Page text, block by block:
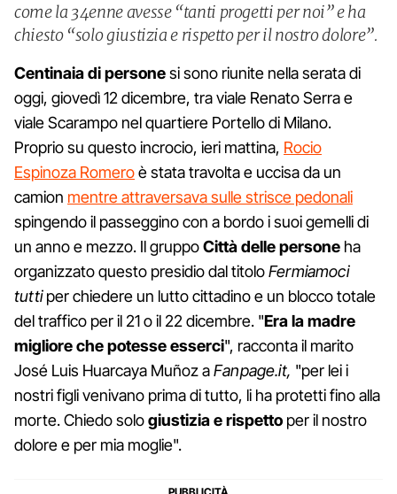
come la 34enne avesse “tanti progetti per noi” e ha
chiesto “solo giustizia e rispetto per il nostro dolore”.
Centinaia di personesi sono riunite nella serata di
oggi, giovedì 12 dicembre, tra viale Renato Serra e
viale Scarampo nel quartiere Portello di Milano.
Proprio su questo incrocio, ieri mattina, Rocio
Espinoza Romeroè stata travolta e uccisa da un
camion mentre attraversava sulle strisce pedonali
spingendo il passeggino con a bordo i suoi gemelli di
un anno e mezzo. Il gruppoCittà delle persone ha
organizzato questo presidio dal titoloFermiamoci
tuttiper chiedere un lutto cittadino e un blocco totale
del traffico per il 21 o il 22 dicembre. "Era la madre
migliore che potesse esserci", racconta il marito
José Luis Huarcaya Muñoz aFanpage.it, "per lei i
nostri figli venivano prima di tutto, li ha protetti fino alla
morte. Chiedo sologiustizia e rispetto per il nostro
dolore e per mia moglie".